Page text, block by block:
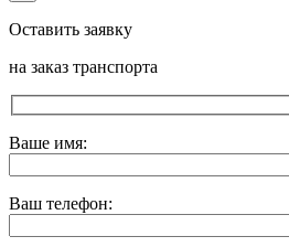
Оставить заявку
на заказ транспорта
Ваше имя:
Ваш телефон: